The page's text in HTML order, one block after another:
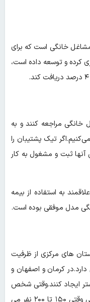
۴ میلیارد تومان هم وام دیگر مشاغل خانگی است که برای
کرده و توسعه داده است،
خانگی مراجعه کنند و به
تیک پشتیبان را
و کد ملی آنها ثبت و مشغول به کار
به استفاده از بیمه
مدل موفقی بوده است.
های مرکزی از ظرفیت
که بیش از ۱۵۰ نفر را در زنجیره خودش دارد.در کرمان و اصفهان و
بیشتر ایجاد کنند.وقتی شخص
به شکل مستقل کار کند معمولا در پیدا کردن بازار برای محصولاتش یا خرید و تامین مواد اولیه مشکل دارد ولی وقتی ۱۵۰ تا ۲۰۰ نفر می